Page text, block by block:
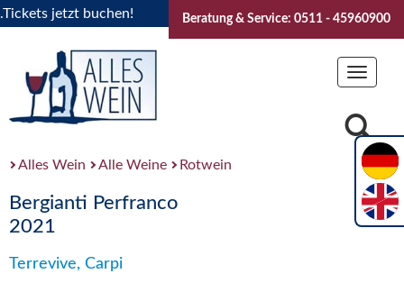
jetzt buchen! "Das Sommerfest 2026" Vive la
Beratung & Service: 0511 - 45960900
Toggle
Alles Wein Alle Weine Rotwein
Bergianti Perfranco
2021
Terrevive, Carpi